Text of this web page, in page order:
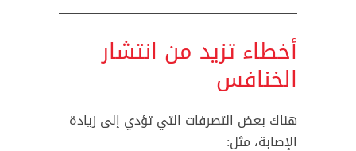
أخطاء تزيد من انتشار
الخنافس
هناك بعض التصرفات التي تؤدي إلى زيادة
الإصابة، مثل: